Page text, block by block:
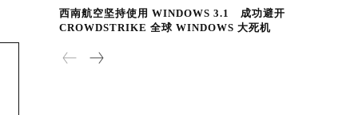
西南航空坚持使用 WINDOWS 3.1 成功避开
CROWDSTRIKE 全球 WINDOWS 大死机